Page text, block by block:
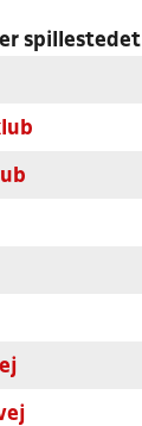
spillestedet